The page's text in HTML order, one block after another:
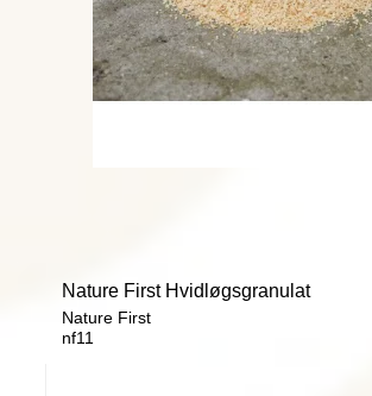
Nature First Hvidløgsgranulat
Nature First
nf11